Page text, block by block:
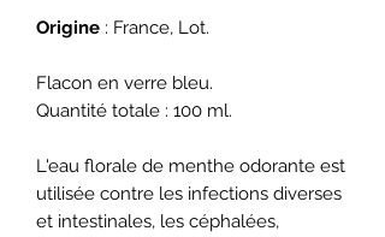
Origine : France, Lot.
Flacon en verre bleu.
Quantité totale : 100 ml.
L'eau florale de menthe odorante est
utilisée contre les infections diverses
et intestinales, les céphalées,